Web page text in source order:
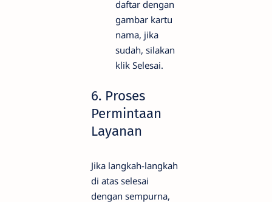
daftar dengan
gambar kartu
nama, jika
sudah, silakan
klik Selesai.
6. Proses
Permintaan
Layanan
Jika langkah-langkah
di atas selesai
dengan sempurna,